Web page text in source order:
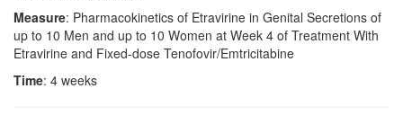
Measure: Pharmacokinetics of Etravirine in Genital Secretions of
up to 10 Men and up to 10 Women at Week 4 of Treatment With
Etravirine and Fixed-dose Tenofovir/Emtricitabine
Time: 4 weeks